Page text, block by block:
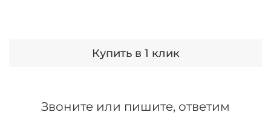
Купить в 1 клик
Звоните или пишите, ответим